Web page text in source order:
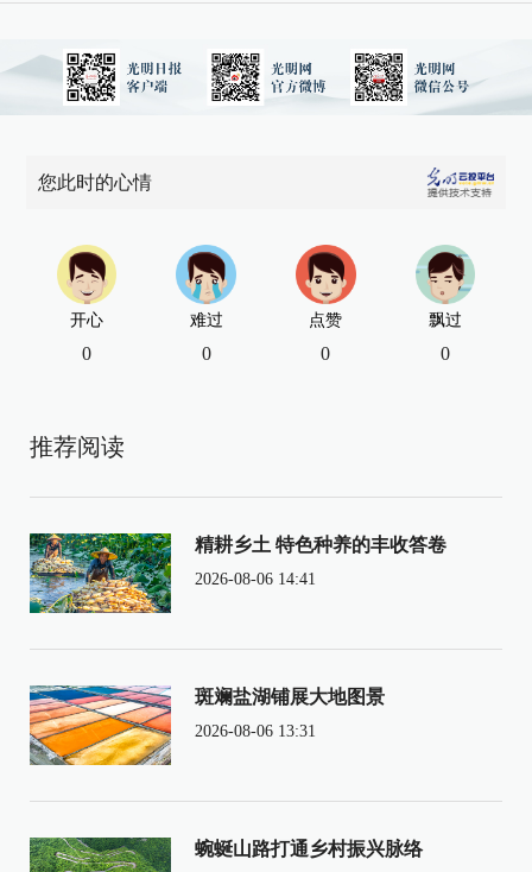
您此时的心情
开心
0
难过
0
点赞
0
飘过
0
推荐阅读
精耕乡土 特色种养的丰收答卷
2026-08-06 14:41
斑斓盐湖铺展大地图景
2026-08-06 13:31
蜿蜒山路打通乡村振兴脉络